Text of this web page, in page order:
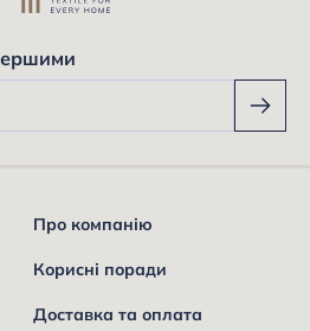
Про компанію
Корисні поради
Доставка та оплата